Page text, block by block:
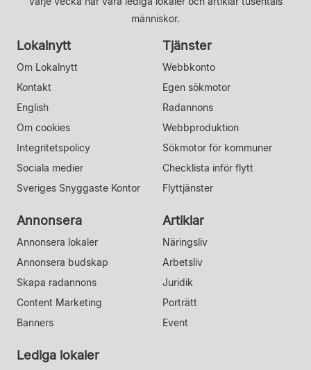
människor.
Lokalnytt
Om Lokalnytt
Kontakt
English
Om cookies
Integritetspolicy
Sociala medier
Sveriges Snyggaste Kontor
Tjänster
Webbkonto
Egen sökmotor
Radannons
Webbproduktion
Sökmotor för kommuner
Checklista inför flytt
Flyttjänster
Annonsera
Annonsera lokaler
Annonsera budskap
Skapa radannons
Content Marketing
Banners
Artiklar
Näringsliv
Arbetsliv
Juridik
Porträtt
Event
Lediga lokaler